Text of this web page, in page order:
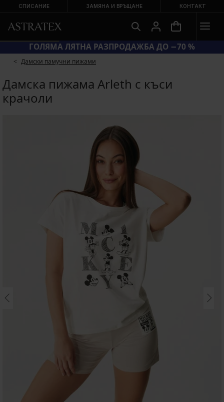
СПИСАНИЕ ЗАМЯНА И ВРЪЩАНЕ КОНТАКТ
ГОЛЯМА ЛЯТНА РАЗПРОДАЖБА ДО −70 %
Дамски памучни пижами
Дамска пижама Arleth с къси
крачоли